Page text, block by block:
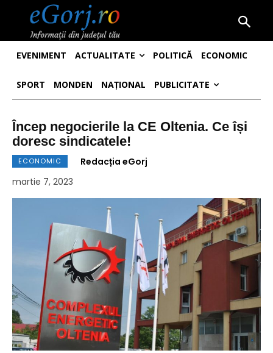
EVENIMENT ACTUALITATE POLITICĂ ECONOMIC
SPORT MONDEN NAȚIONAL PUBLICITATE
Încep negocierile la CE Oltenia. Ce își
doresc sindicatele!
ECONOMIC
Redacția eGorj
martie 7, 2023